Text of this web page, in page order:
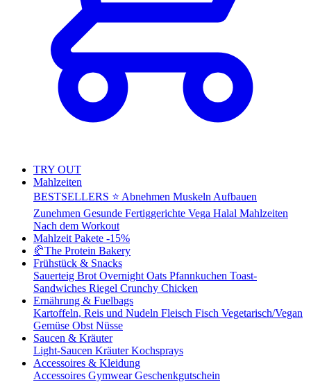
TRY OUT
Mahlzeiten
BESTSELLERS ⭐ Abnehmen Muskeln Aufbauen
Zunehmen Gesunde Fertiggerichte Vega Halal Mahlzeiten
Nach dem Workout
Mahlzeit Pakete -15%
🥐The Protein Bakery
Frühstück & Snacks
Sauerteig Brot Overnight Oats Pfannkuchen Toast-
Sandwiches Riegel Crunchy Chicken
Ernährung & Fuelbags
Kartoffeln, Reis und Nudeln Fleisch Fisch Vegetarisch/Vegan
Gemüse Obst Nüsse
Saucen & Kräuter
Light-Saucen KräuterKochsprays
Accessoires & Kleidung
Accessoires GymwearGeschenkgutschein